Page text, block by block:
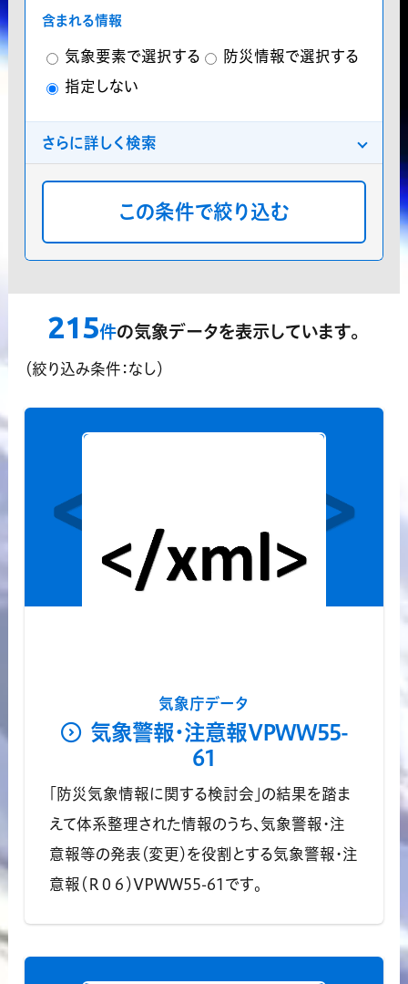
含まれる情報
気象要素で選択する
防災情報で選択する
指定しない
さらに詳しく検索
分類
プレミアム気象データ 気象庁データ
分布
領域指定機能
215件の気象データを表示しています。
（絞り込み条件：なし）
気象庁データ
気象警報・注意報VPWW55-
61
「防災気象情報に関する検討会」の結果を踏ま
えて体系整理された情報のうち、気象警報・注
意報等の発表（変更）を役割とする気象警報・注
意報（Ｒ０６）VPWW55-61です。